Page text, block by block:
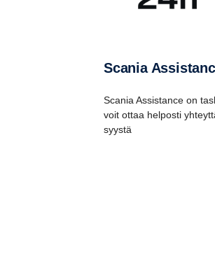
Scania
Scania Assistance on
voit ottaa helposti
syystä